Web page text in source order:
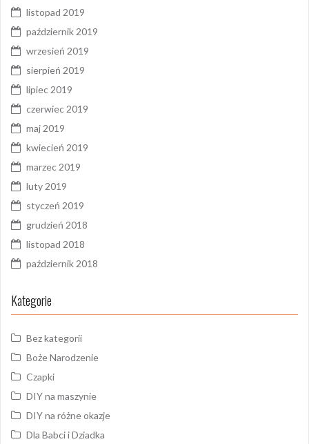
listopad 2019
październik 2019
wrzesień 2019
sierpień 2019
lipiec 2019
czerwiec 2019
maj 2019
kwiecień 2019
marzec 2019
luty 2019
styczeń 2019
grudzień 2018
listopad 2018
październik 2018
Kategorie
Bez kategorii
Boże Narodzenie
Czapki
DIY na maszynie
DIY na różne okazje
Dla Babci i Dziadka